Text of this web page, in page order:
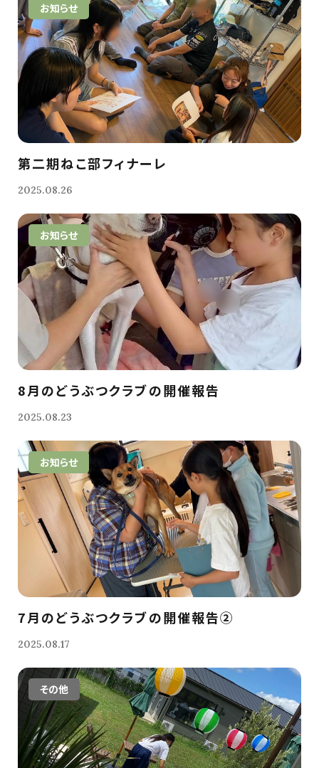
お知らせ
第二期ねこ部フィナーレ
2025.08.26
お知らせ
8月のどうぶつクラブの開催報告
2025.08.23
お知らせ
7月のどうぶつクラブの開催報告②
2025.08.17
その他